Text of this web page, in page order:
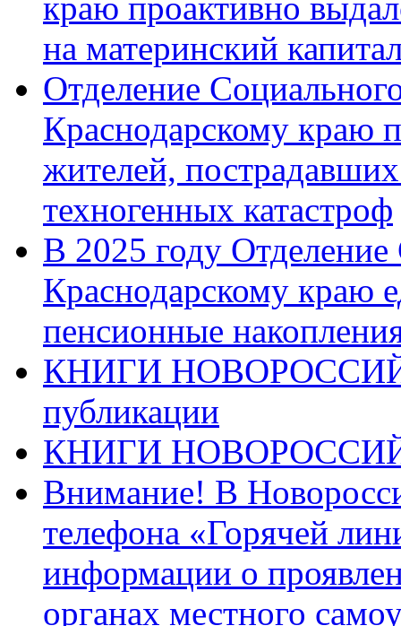
на материнский
Отделение
Краснодарскому краю
жителей,
техногенных катастроф
В 2025 году
Краснодарскому краю
пенсионные
КНИГИ
публикации
КНИГИ
Внимание! В
телефона «Горячей
информации о
органах местного